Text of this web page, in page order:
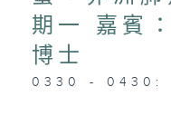
期一 嘉賓
博士
0330 - 0430: